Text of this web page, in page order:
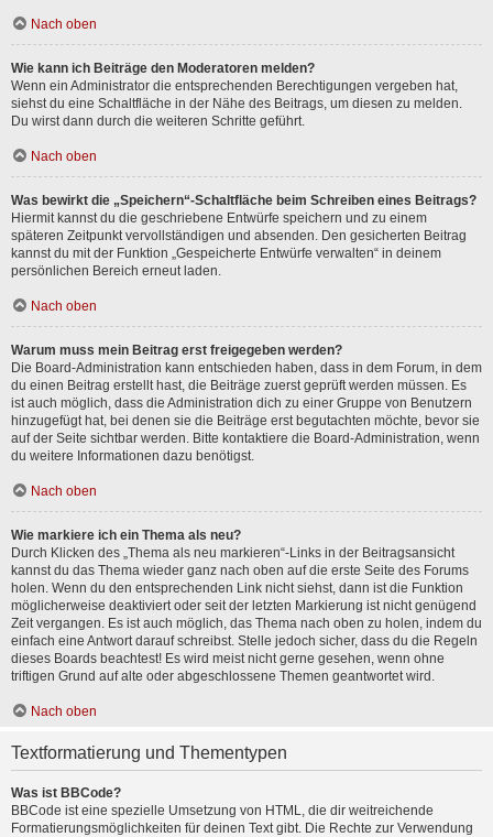
Nach oben
Wie kann ich Beiträge den Moderatoren melden?
Wenn ein Administrator die entsprechenden Berechtigungen vergeben hat,
siehst du eine Schaltfläche in der Nähe des Beitrags, um diesen zu melden.
Du wirst dann durch die weiteren Schritte geführt.
Nach oben
Was bewirkt die „Speichern“-Schaltfläche beim Schreiben eines Beitrags?
Hiermit kannst du die geschriebene Entwürfe speichern und zu einem
späteren Zeitpunkt vervollständigen und absenden. Den gesicherten Beitrag
kannst du mit der Funktion „Gespeicherte Entwürfe verwalten“ in deinem
persönlichen Bereich erneut laden.
Nach oben
Warum muss mein Beitrag erst freigegeben werden?
Die Board-Administration kann entschieden haben, dass in dem Forum, in dem
du einen Beitrag erstellt hast, die Beiträge zuerst geprüft werden müssen. Es
ist auch möglich, dass die Administration dich zu einer Gruppe von Benutzern
hinzugefügt hat, bei denen sie die Beiträge erst begutachten möchte, bevor sie
auf der Seite sichtbar werden. Bitte kontaktiere die Board-Administration, wenn
du weitere Informationen dazu benötigst.
Nach oben
Wie markiere ich ein Thema als neu?
Durch Klicken des „Thema als neu markieren“-Links in der Beitragsansicht
kannst du das Thema wieder ganz nach oben auf die erste Seite des Forums
holen. Wenn du den entsprechenden Link nicht siehst, dann ist die Funktion
möglicherweise deaktiviert oder seit der letzten Markierung ist nicht genügend
Zeit vergangen. Es ist auch möglich, das Thema nach oben zu holen, indem du
einfach eine Antwort darauf schreibst. Stelle jedoch sicher, dass du die Regeln
dieses Boards beachtest! Es wird meist nicht gerne gesehen, wenn ohne
triftigen Grund auf alte oder abgeschlossene Themen geantwortet wird.
Nach oben
Textformatierung und Thementypen
Was ist BBCode?
BBCode ist eine spezielle Umsetzung von HTML, die dir weitreichende
Formatierungsmöglichkeiten für deinen Text gibt. Die Rechte zur Verwendung